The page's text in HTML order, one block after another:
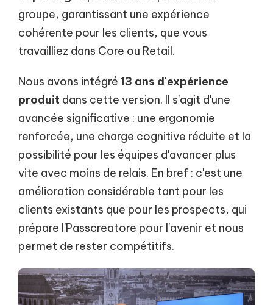
groupe, garantissant une expérience
cohérente pour les clients, que vous
travailliez dans Core ou Retail.
Nous avons intégré 13 ans d'expérience
produit dans cette version. Il s'agit d'une
avancée significative : une ergonomie
renforcée, une charge cognitive réduite et la
possibilité pour les équipes d'avancer plus
vite avec moins de relais. En bref : c'est une
amélioration considérable tant pour les
clients existants que pour les prospects, qui
prépare l'Passcreatore pour l'avenir et nous
permet de rester compétitifs.